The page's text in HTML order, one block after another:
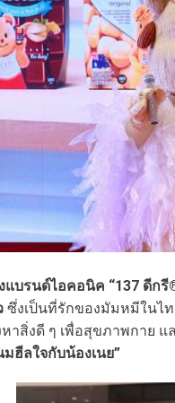
แบรนด์ไอคอนิค “137 ดีก
ซึ่งเป็นที่รักของมัมหมีในไ
สิ่งดี ๆ เพื่อสุขภาพกาย
ฮีลใจกับน้องเนย”